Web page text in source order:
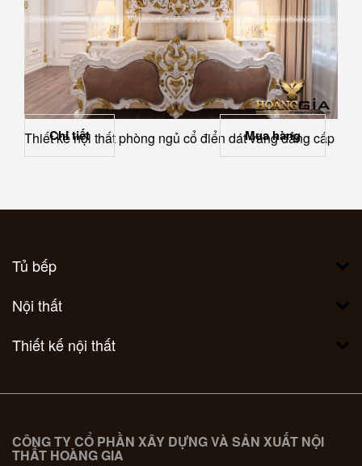
Thiết kế nội thất phòng ngủ cổ điển dát vàng đẳng cấp
Chi tiết Mua hàng
Tủ bếp
Nội thất
Thiết kế nội thất
CÔNG TY CỔ PHẦN XÂY DỰNG VÀ SẢN XUẤT NỘI
THẤT HOÀNG GIA